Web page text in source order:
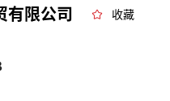
有限公司
收藏